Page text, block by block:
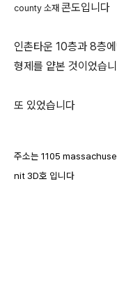
county 소재 콘도입니다
인촌타운 10층과 8층
형제를 얕본 것이었습
또 있었습니다
주소는 1105
nit 3D호 입니다